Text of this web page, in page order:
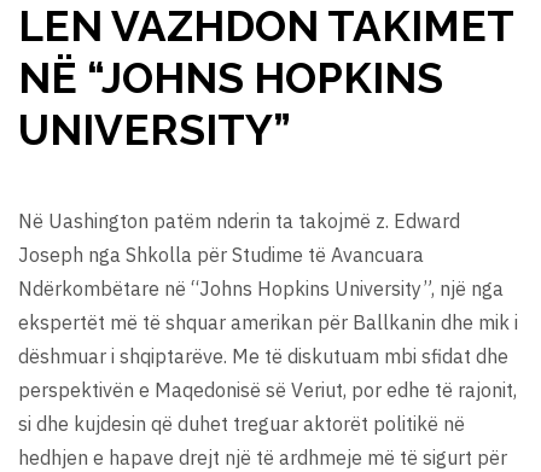
LEN VAZHDON TAKIMET
NË “JOHNS HOPKINS
UNIVERSITY”
Në Uashington patëm nderin ta takojmë z. Edward
Joseph nga Shkolla për Studime të Avancuara
Ndërkombëtare në “Johns Hopkins University”, një nga
ekspertët më të shquar amerikan për Ballkanin dhe mik i
dëshmuar i shqiptarëve. Me të diskutuam mbi sfidat dhe
perspektivën e Maqedonisë së Veriut, por edhe të rajonit,
si dhe kujdesin që duhet treguar aktorët politikë në
hedhjen e hapave drejt një të ardhmeje më të sigurt për